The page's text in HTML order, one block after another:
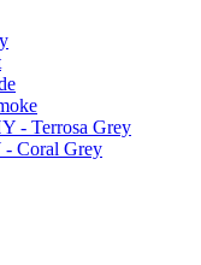
- Terrosa Grey
Coral Grey